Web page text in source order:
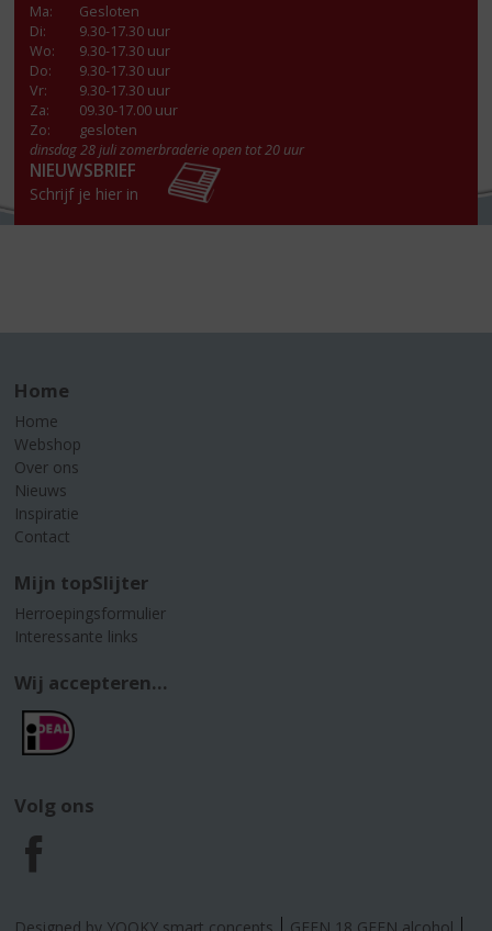
Ma:
Gesloten
Di:
9.30-17.30 uur
Wo:
9.30-17.30 uur
Do:
9.30-17.30 uur
Vr:
9.30-17.30 uur
Za:
09.30-17.00 uur
Zo:
gesloten
dinsdag 28 juli zomerbraderie open tot 20 uur
NIEUWSBRIEF
Schrijf je hier in
Home
Home
Webshop
Over ons
Nieuws
Inspiratie
Contact
Mijn topSlijter
Herroepingsformulier
Interessante links
Wij accepteren...
Volg ons
F
a